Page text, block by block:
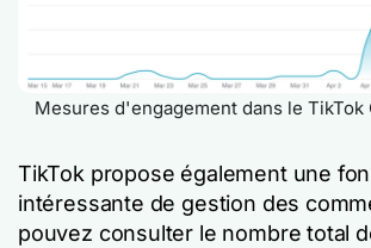
Mesures d'engagement dans le TikTok
TikTok propose également une
intéressante de gestion des
pouvez consulter le nombre total